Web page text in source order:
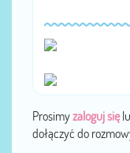
Prosimyzaloguj się
dołączyć do